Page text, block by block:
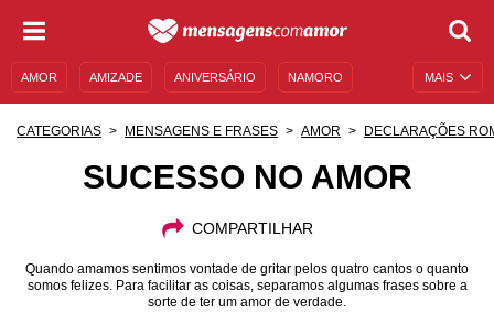
MAIS
AMOR AMIZADE ANIVERSÁRIO NAMORO
CATEGORIAS MENSAGENS E FRASES AMOR DECLARAÇÕES
SUCESSO NO AMOR
COMPARTILHAR
Quando amamos sentimos vontade de gritar pelos quatro cantos o quanto
somos felizes. Para facilitar as coisas, separamos algumas frases sobre a
sorte de ter um amor de verdade.